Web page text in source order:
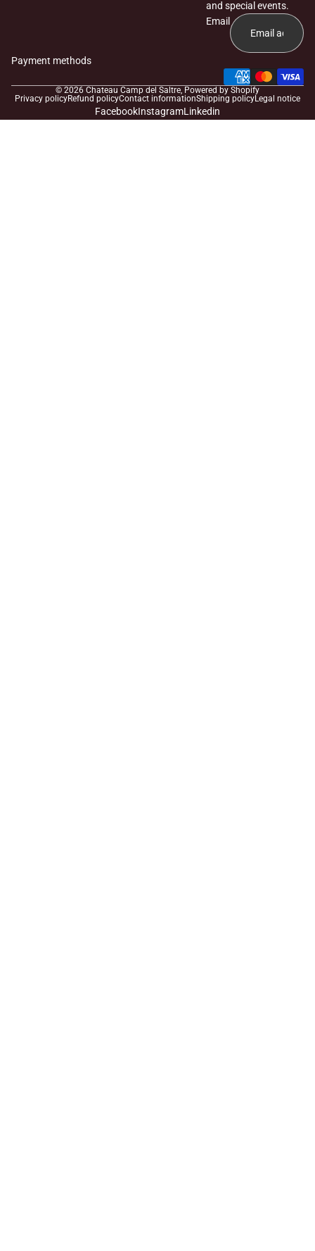
and special events.
Email
Payment methods
© 2026 Chateau Camp del Saltre, Powered by Shopify
Privacy policyRefund policyContact informationShipping policyLegal notice
FacebookInstagramLinkedin